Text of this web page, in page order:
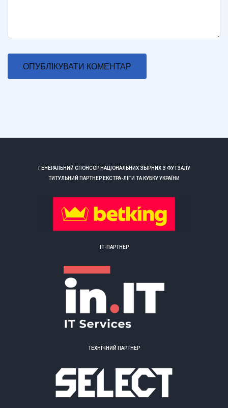
ГЕНЕРАЛЬНИЙ СПОНСОР НАЦІОНАЛЬНИХ ЗБІРНИХ З ФУТЗАЛУ
ТИТУЛЬНИЙ ПАРТНЕР ЕКСТРА-ЛІГИ ТА КУБКУ УКРАЇНИ
ІТ-ПАРТНЕР
ТЕХНІЧНИЙ ПАРТНЕР